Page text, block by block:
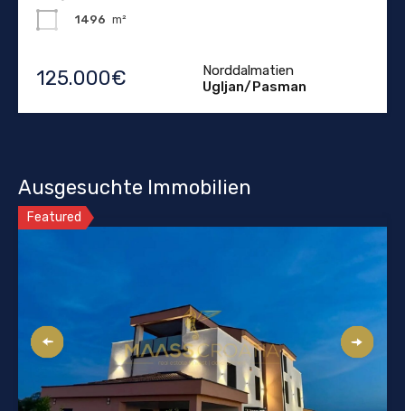
1496 m²
125.000€
Norddalmatien
Ugljan/Pasman
Ausgesuchte Immobilien
Featured